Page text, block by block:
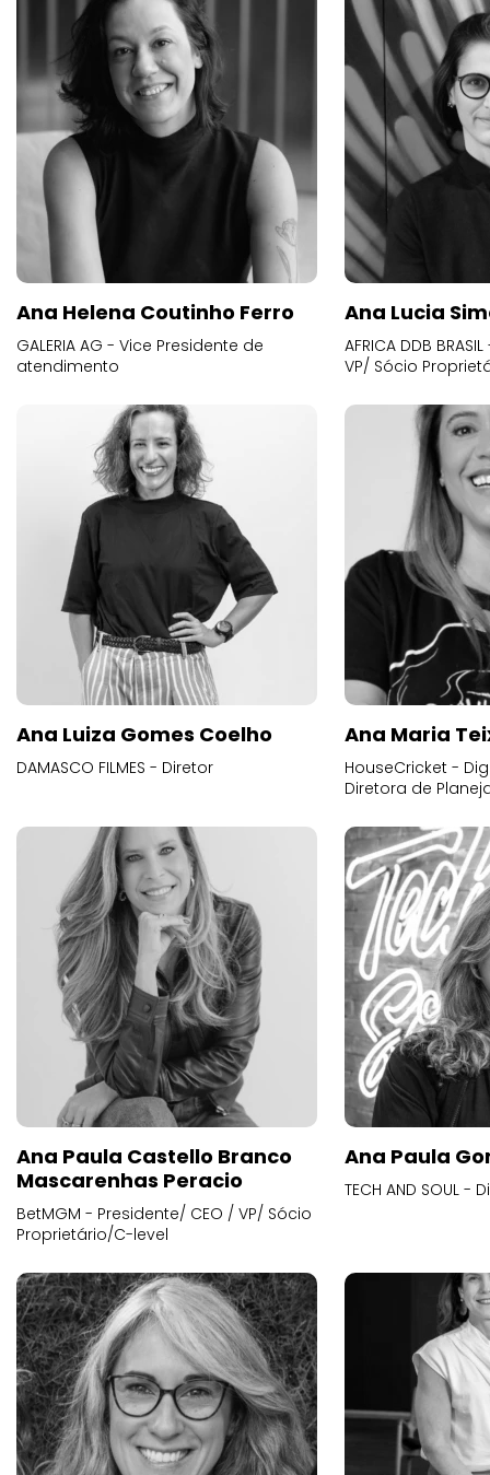
Ana Helena Coutinho Ferro
GALERIA AG - Vice Presidente de
atendimento
Ana Lucia
AFRICA DDB
VP/ Sócio
Ana Luiza Gomes Coelho
DAMASCO FILMES - Diretor
Ana Maria
HouseCricket -
Diretora de
Ana Paula Castello Branco
Mascarenhas Peracio
BetMGM - Presidente/ CEO / VP/ Sócio
Proprietário/C-level
Ana Paula
TECH AND SOUL